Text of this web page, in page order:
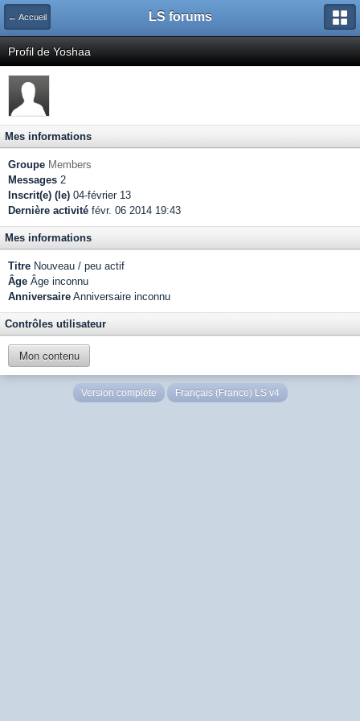
← Accueil LS forums
Profil de Yoshaa
Mes informations
Groupe Members
Messages 2
Inscrit(e) (le) 04-février 13
Dernière activité févr. 06 2014 19:43
Mes informations
Titre Nouveau / peu actif
Âge Âge inconnu
Anniversaire Anniversaire inconnu
Contrôles utilisateur
Mon contenu
Version complète Français (France) LS v4